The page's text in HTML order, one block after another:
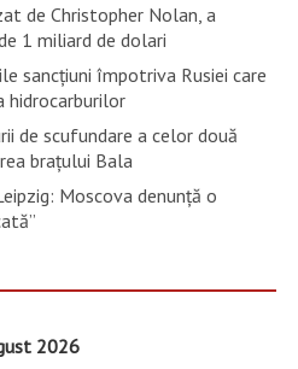
de Christopher Nolan, a
1 miliard de dolari
sancţiuni împotriva Rusiei care
hidrocarburilor
de scufundare a celor două
brațului Bala
Moscova denunţă o
2026